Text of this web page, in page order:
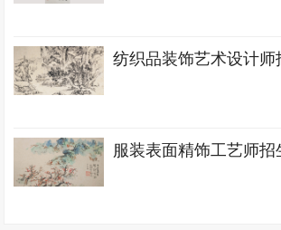
纺织品装饰艺术设计师
服装表面精饰工艺师招